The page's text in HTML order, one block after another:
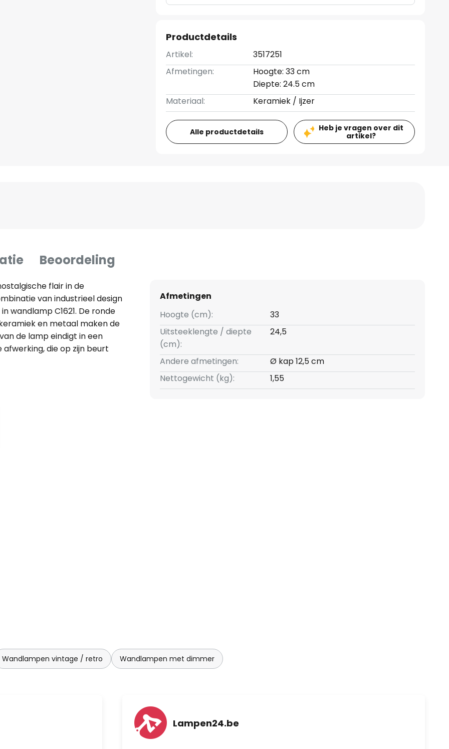
Productdetails
Artikel:
3517251
Afmetingen:
Hoogte: 33 cm
Diepte: 24.5 cm
Materiaal:
Keramiek / Ijzer
Alle productdetails
Heb je vragen over dit
artikel?
Beoordeling
flair in de
van industrieel design
wandlamp C1621. De ronde
en metaal maken de
de lamp eindigt in een
die op zijn beurt
De kap en baldakijn
met verfijnde tekenen des
of industriële stijl. Die
zijn allemaal "Made in
Afmetingen
Hoogte (cm):
33
Uitsteeklengte / diepte
(cm):
24,5
Andere afmetingen:
Ø kap 12,5 cm
Nettogewicht (kg):
1,55
Wandlampen vintage / retro Wandlampen met dimmer
Lampen24.be